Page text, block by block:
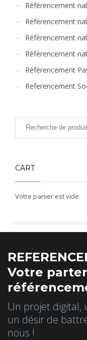
Référencement
Référencement
Référencement
Référencement
Référencement
Referencement
CART
Votre panier est vide.
Votre
Un projet digital,
un désir de
nous !